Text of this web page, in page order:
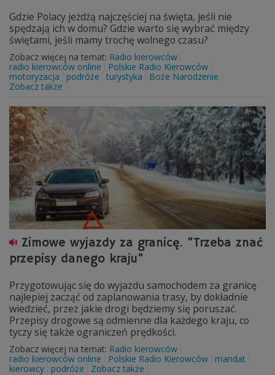
Gdzie Polacy jeżdżą najczęściej na święta, jeśli nie
spędzają ich w domu? Gdzie warto się wybrać między
świętami, jeśli mamy trochę wolnego czasu?
Zobacz więcej na temat: Radio kierowców
radio kierowców online
Polskie Radio Kierowców
motoryzacja
podróże turystyka
Boże Narodzenie
Zobacz także
Zimowe wyjazdy za granicę. "Trzeba znać
przepisy danego kraju"
Przygotowując się do wyjazdu samochodem za granicę
najlepiej zacząć od zaplanowania trasy, by dokładnie
wiedzieć, przez jakie drogi będziemy się poruszać.
Przepisy drogowe są odmienne dla każdego kraju, co
tyczy się także ograniczeń prędkości.
Zobacz więcej na temat: Radio kierowców
radio kierowców online
Polskie Radio Kierowców
mandat
kierowcy
podróże Zobacz także